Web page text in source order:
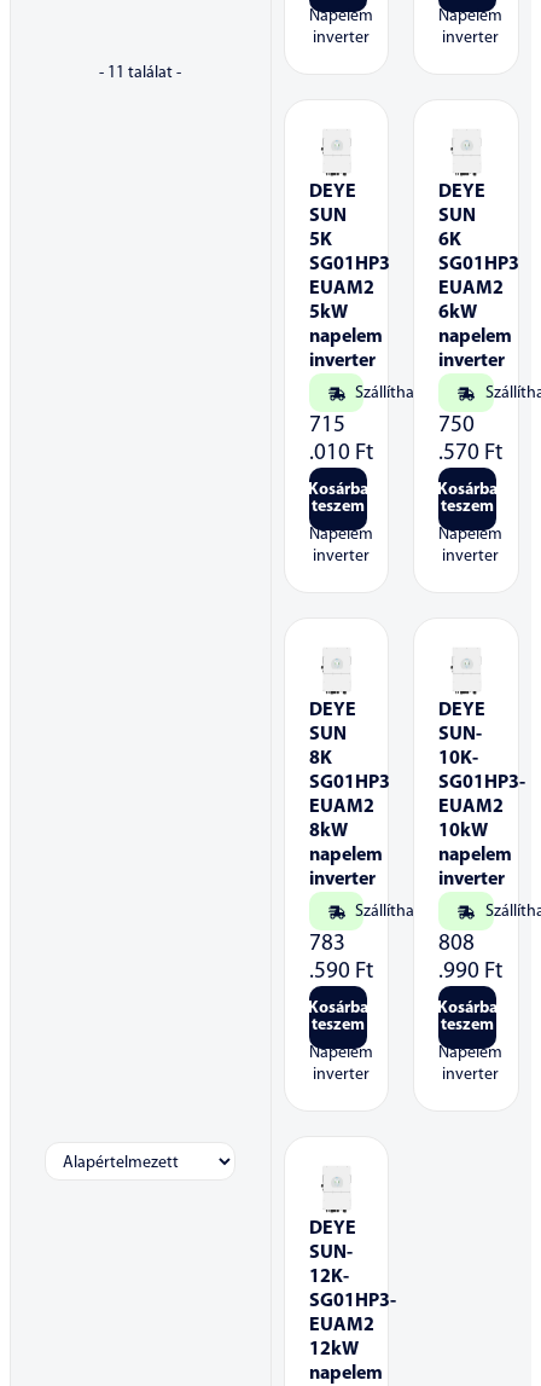
- 11 találat -
Napelem
inverter
Napelem
inverter
DEYE
SUN
5K
SG01HP3
EUAM2
5kW
napelem
inverter
Szállítható
715
.010 Ft
Kosárba
teszem
Napelem
inverter
DEYE
SUN
6K
SG01HP3
EUAM2
6kW
napelem
inverter
750
.570 Ft
Kosárba
teszem
Napelem
inverter
DEYE
SUN
8K
SG01HP3
EUAM2
8kW
napelem
inverter
Szállítható
783
.590 Ft
Kosárba
teszem
Napelem
inverter
DEYE
SUN-
10K-
SG01HP3-
EUAM2
10kW
napelem
inverter
808
.990 Ft
Kosárba
teszem
Napelem
inverter
DEYE
SUN-
12K-
SG01HP3-
EUAM2
12kW
napelem